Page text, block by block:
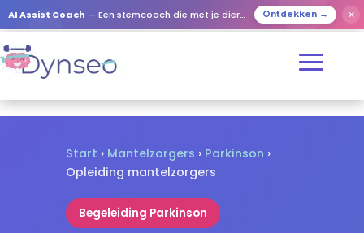
AI Assist Coach — Een stemcoach die met je dierbaren speelt Ontdekken → ✕
Start › Mantelzorgers › Parkinson ›
Opleiding mantelzorgers
Begeleiding Parkinson